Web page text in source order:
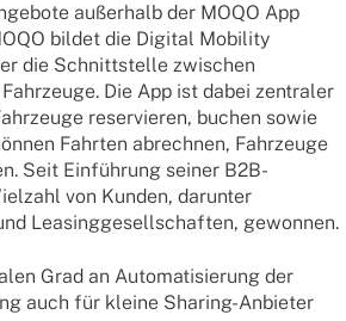
außer­halb der MOQO App
bildet die Digi­tal Mobi­lity
die Schnitt­stelle zwischen
Die App ist dabei zentra­ler
reser­vie­ren, buchen sowie
Fahr­ten abrech­nen, Fahr­zeuge
Seit Einfüh­rung seiner B2B-
von Kunden, darun­ter
Leasing­ge­sell­schaf­ten, gewonnen.
Grad an Auto­ma­ti­sie­rung der
auch für kleine Sharing-Anbie­­ter